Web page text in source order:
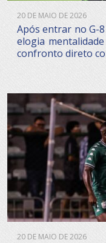
20 DE MAIO DE 2026
Após entrar no G-
elogia
confronto direto
20 DE MAIO DE 2026